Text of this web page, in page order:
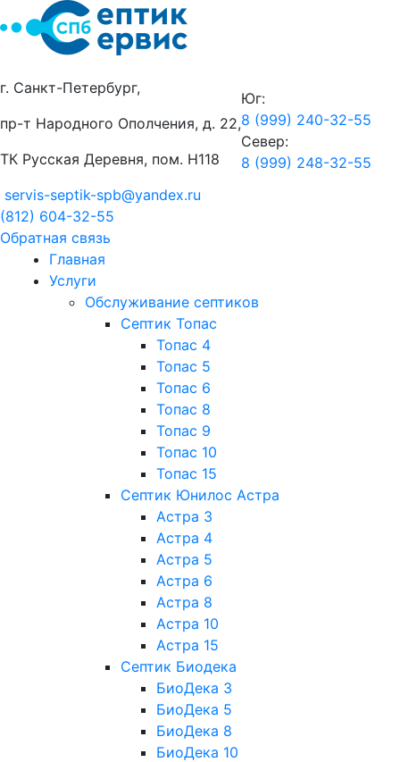
г. Санкт-Петербург,
пр-т Народного Ополчения, д. 22,
ТК Русская Деревня, пом. Н118
servis-septik-spb@yandex.ru
Юг:
8 (999) 240-32-55
Север:
8 (999) 248-32-55
(812) 604-32-55
Обратная связь
Главная
Услуги
Обслуживание септиков
Септик Топас
Топас 4
Топас 5
Топас 6
Топас 8
Топас 9
Топас 10
Топас 15
Септик Юнилос Астра
Астра 3
Астра 4
Астра 5
Астра 6
Астра 8
Астра 10
Астра 15
Септик Биодека
БиоДека 3
БиоДека 5
БиоДека 8
БиоДека 10